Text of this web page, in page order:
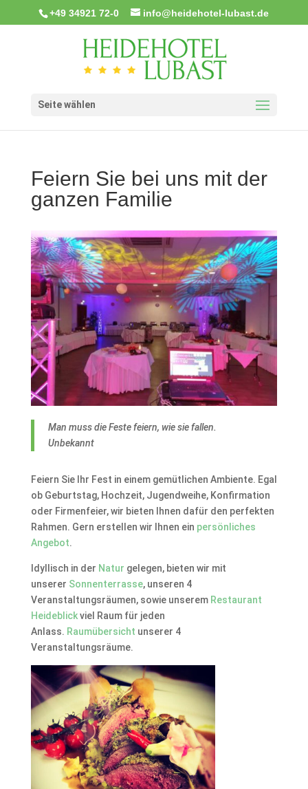
+49 34921 72-0 info@heidehotel-lubast.de
Seite wählen
Feiern Sie bei uns mit der
ganzen Familie
Man muss die Feste feiern, wie sie fallen.
Unbekannt
Feiern Sie Ihr Fest in einem gemütlichen Ambiente. Egal
ob Geburtstag, Hochzeit, Jugendweihe, Konfirmation
oder Firmenfeier, wir bieten Ihnen dafür den perfekten
Rahmen. Gern erstellen wir Ihnen ein persönliches
Angebot.
Idyllisch in der Natur gelegen, bieten wir mit
unserer Sonnenterrasse, unseren 4
Veranstaltungsräumen, sowie unserem Restaurant
Heideblickviel Raum für jeden
Anlass. Raumübersicht unserer 4
Veranstaltungsräume.